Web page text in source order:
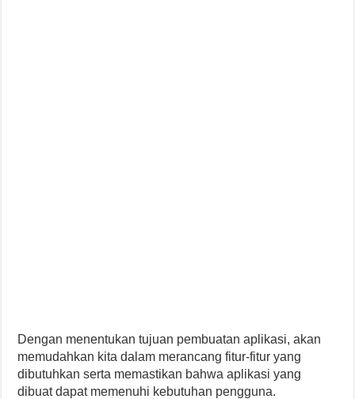
Dengan menentukan tujuan pembuatan aplikasi, akan
memudahkan kita dalam merancang fitur-fitur yang
dibutuhkan serta memastikan bahwa aplikasi yang
dibuat dapat memenuhi kebutuhan pengguna.